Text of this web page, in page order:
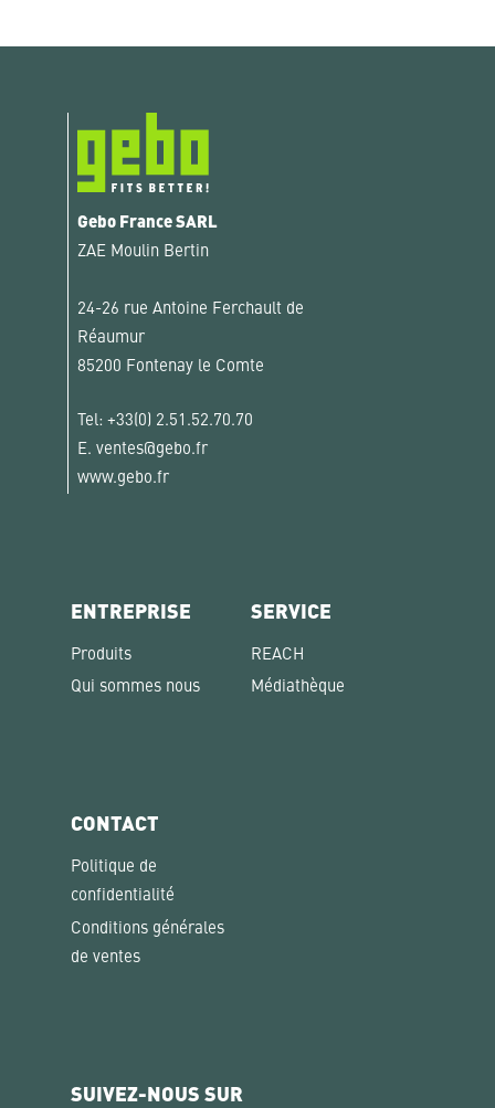
Gebo France SARL
ZAE Moulin Bertin
24-26 rue Antoine Ferchault de
Réaumur
85200 Fontenay le Comte
Tel: +33(0) 2.51.52.70.70
E. ventes@gebo.fr
www.gebo.fr
ENTREPRISE
Produits
Qui sommes nous
SERVICE
REACH
Médiathèque
CONTACT
Politique de
confidentialité
Conditions générales
de ventes
SUIVEZ-NOUS SUR